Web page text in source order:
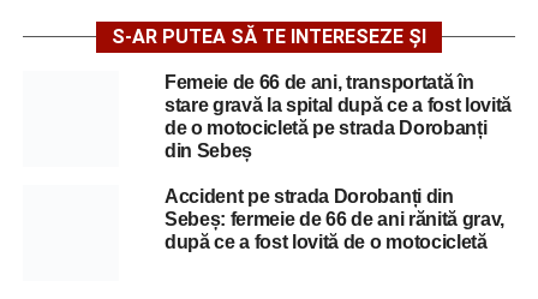
S-AR PUTEA SĂ TE INTERESEZE ȘI
Femeie de 66 de ani, transportată în
stare gravă la spital după ce a fost lovită
de o motocicletă pe strada Dorobanți
din Sebeș
Accident pe strada Dorobanți din
Sebeș: fermeie de 66 de ani rănită grav,
după ce a fost lovită de o motocicletă